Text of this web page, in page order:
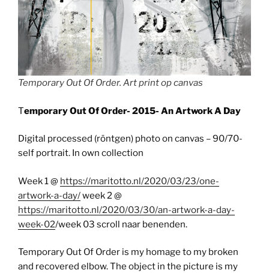
Temporary Out Of Order. Art print op canvas
Temporary Out Of Order- 2015- An Artwork A Day
Digital processed (röntgen) photo on canvas – 90/70-
self portrait. In own collection
Week 1 @ https://maritotto.nl/2020/03/23/one-
artwork-a-day/week 2 @
https://maritotto.nl/2020/03/30/an-artwork-a-day-
week-02/week 03 scroll naar benenden.
Temporary Out Of Order is my homage to my broken
and recovered elbow. The object in the picture is my